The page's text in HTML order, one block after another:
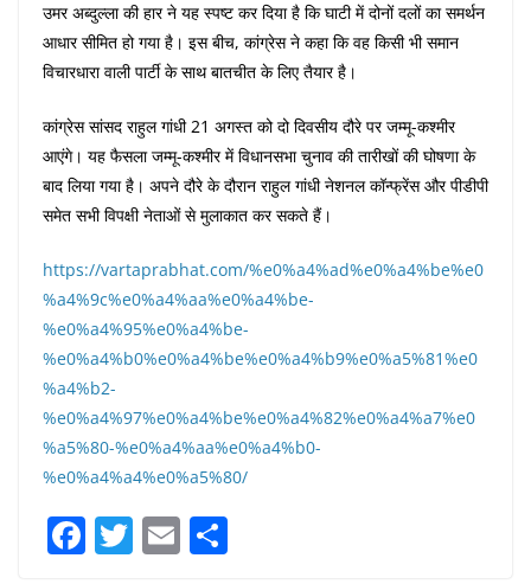
उमर अब्दुल्ला की हार ने यह स्पष्ट कर दिया है कि घाटी में दोनों दलों का समर्थन
आधार सीमित हो गया है। इस बीच, कांग्रेस ने कहा कि वह किसी भी समान
विचारधारा वाली पार्टी के साथ बातचीत के लिए तैयार है।
कांग्रेस सांसद राहुल गांधी 21 अगस्त को दो दिवसीय दौरे पर जम्मू-कश्मीर
आएंगे। यह फैसला जम्मू-कश्मीर में विधानसभा चुनाव की तारीखों की घोषणा के
बाद लिया गया है। अपने दौरे के दौरान राहुल गांधी नेशनल कॉन्फ्रेंस और पीडीपी
समेत सभी विपक्षी नेताओं से मुलाकात कर सकते हैं।
https://vartaprabhat.com/%e0%a4%ad%e0%a4%be%e0
%a4%9c%e0%a4%aa%e0%a4%be-
%e0%a4%95%e0%a4%be-
%e0%a4%b0%e0%a4%be%e0%a4%b9%e0%a5%81%e0
%a4%b2-
%e0%a4%97%e0%a4%be%e0%a4%82%e0%a4%a7%e0
%a5%80-%e0%a4%aa%e0%a4%b0-
%e0%a4%a4%e0%a5%80/
F T E